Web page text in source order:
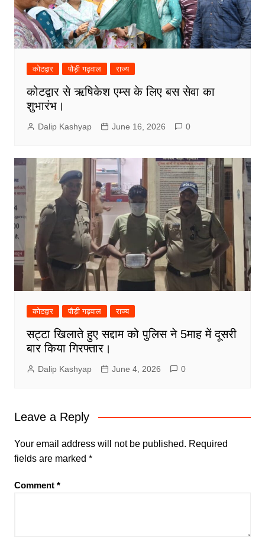
कोटद्वार पौड़ी गढ़वाल राज्य
कोटद्वार से ऋषिकेश एम्स के लिए बस सेवा का
शुभारंभ।
Dalip Kashyap June 16, 2026 0
कोटद्वार पौड़ी गढ़वाल राज्य
सट्टा खिलाते हुए सद्दाम को पुलिस ने 5माह में दूसरी
बार किया गिरफ्तार।
Dalip Kashyap June 4, 2026 0
Leave a Reply
Your email address will not be published. Required
fields are marked *
Comment *